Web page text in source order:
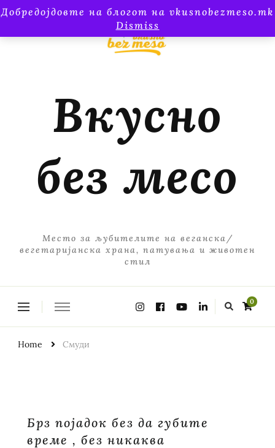
Добредојдовте на блогот на vkusnobezmeso.mk
Dismiss
Вкусно
без месо
Место за љубителите на веганска/
вегетаријанска храна, патувања и животен
стил
0
Home Смуди
Брз појадок без да губите
време , без никаква